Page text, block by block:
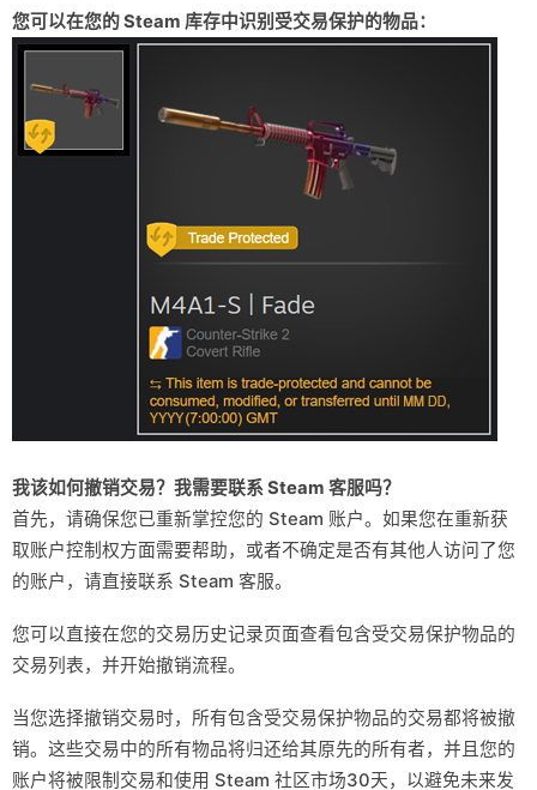
您可以在您的 Steam 库存中识别受交易保护的物品：
我该如何撤销交易？我需要联系 Steam 客服吗？
首先，请确保您已重新掌控您的 Steam 账户。如果您在重新获
取账户控制权方面需要帮助，或者不确定是否有其他人访问了您
的账户，请直接联系 Steam 客服。
您可以直接在您的交易历史记录页面查看包含受交易保护物品的
交易列表，并开始撤销流程。
当您选择撤销交易时，所有包含受交易保护物品的交易都将被撤
销。这些交易中的所有物品将归还给其原先的所有者，并且您的
账户将被限制交易和使用 Steam 社区市场30天，以避免未来发